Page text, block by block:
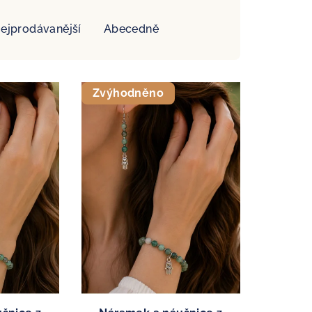
Abecedně
Zvýhodněno